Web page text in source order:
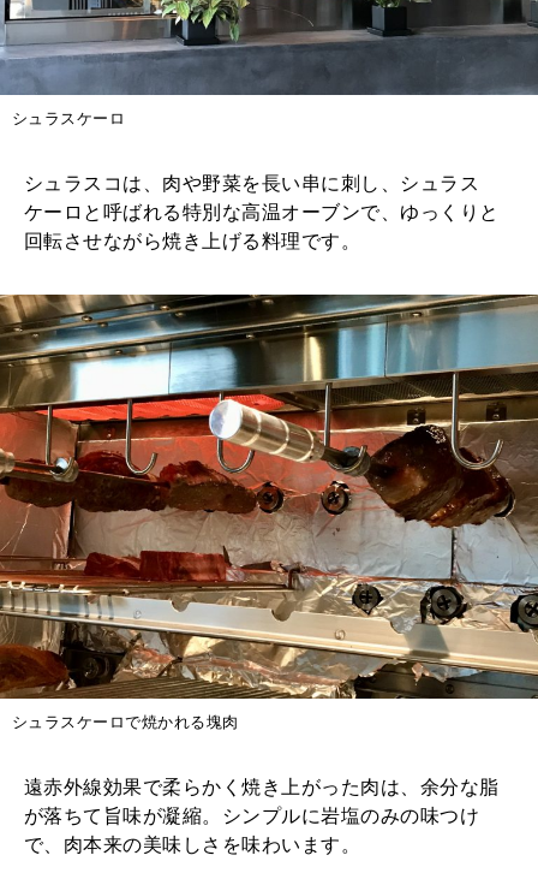
シュラスケーロ
シュラスコは、肉や野菜を長い串に刺し、シュラス
ケーロと呼ばれる特別な高温オーブンで、ゆっくりと
回転させながら焼き上げる料理です。
シュラスケーロで焼かれる塊肉
遠赤外線効果で柔らかく焼き上がった肉は、余分な脂
が落ちて旨味が凝縮。シンプルに岩塩のみの味つけ
で、肉本来の美味しさを味わいます。